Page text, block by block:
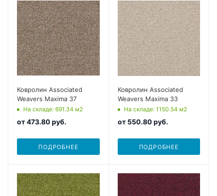
Ковролин Associated
Weavers Maxima 37
На складе: 691.34 м2
от473.80 руб.
ПОДРОБНЕЕ
Ковролин Associated
Weavers Maxima 33
На складе: 1150.54 м2
от 550.80 руб.
ПОДРОБНЕЕ